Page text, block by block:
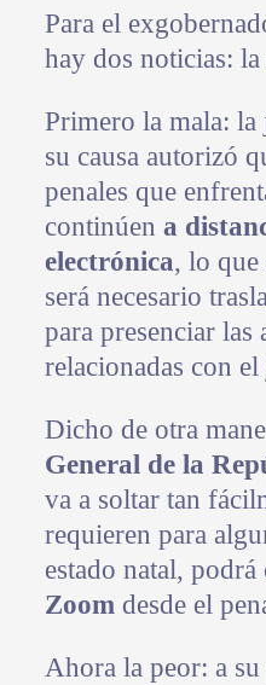
Para el
hay dos noticias:
Primero la mala: la
su causa autorizó
penales que
continúen a
electrónica, lo
será necesario
para presenciar las
relacionadas con
Dicho de otra
General de la
va a soltar tan
requieren para
estado natal,
Zoom desde el
Ahora la peor: a